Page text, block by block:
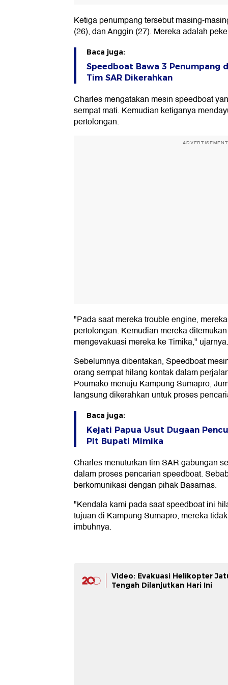
Ketiga penumpang tersebut masing-
(26), dan Anggin (27). Mereka adalah
Baca juga:
Speedboat Bawa 3 Penumpang
Tim SAR Dikerahkan
Charles mengatakan mesin speedboat
sempat mati. Kemudian ketiganya
pertolongan.
ADVERTISEMENT
"Pada saat mereka trouble engine,
pertolongan. Kemudian mereka
mengevakuasi mereka ke Timika," ujarnya.
Sebelumnya diberitakan, Speedboat
orang sempat hilang kontak dalam
Poumako menuju Kampung Sumapro,
langsung dikerahkan untuk proses
Baca juga:
Kejati Papua Usut Dugaan
Plt Bupati Mimika
Charles menuturkan tim SAR gabungan
dalam proses pencarian speedboat.
berkomunikasi dengan pihak Basarnas.
"Kendala kami pada saat speedboat ini
tujuan di Kampung Sumapro, mereka
imbuhnya.
Video: Evakuasi Helikopter
Tengah Dilanjutkan Hari Ini